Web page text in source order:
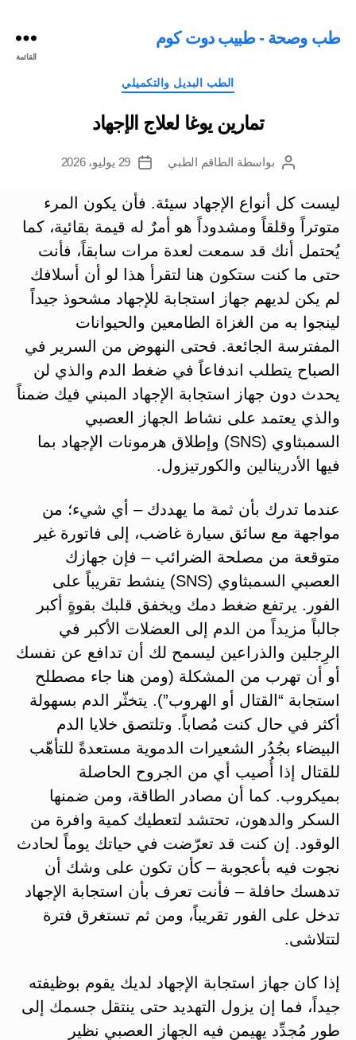
طب وصحة - طبيب دوت كوم
القائمة
التصنيفات
الطب البديل والتكميلي
تمارين يوغا لعلاج الإجهاد
كاتببواسطة الطاقم الطبي
تاريخ
29 يوليو، 2026
ليست كل أنواع الإجهاد سيئة. فأن يكون المرء
متوتراً وقلقاً ومشدوداً هو أمرٌ له قيمة بقائية، كما
يُحتمل أنك قد سمعت لعدة مرات سابقاً، فأنت
حتى ما كنت ستكون هنا لتقرأ هذا لو أن أسلافك
لم يكن لديهم جهاز استجابة للإجهاد مشحوذ جيداً
لينجوا به من الغزاة الطامعين والحيوانات
المفترسة الجائعة. فحتى النهوض من السرير في
الصباح يتطلب اندفاعاً في ضغط الدم والذي لن
يحدث دون جهاز استجابة الإجهاد المبني فيك ضمناً
والذي يعتمد على نشاط الجهاز العصبي
السمبثاوي (SNS) وإطلاق هرمونات الإجهاد بما
فيها الأدرينالين والكورتيزول.
عندما تدرك بأن ثمة ما يهددك – أي شيء؛ من
مواجهة مع سائق سيارة غاضب، إلى فاتورة غير
متوقعة من مصلحة الضرائب – فإن جهازك
العصبي السمبثاوي (SNS) ينشط تقريباً على
الفور. يرتفع ضغط دمك ويخفق قلبك بقوةٍ أكبر
جالباً مزيداً من الدم إلى العضلات الأكبر في
الرِجلين والذراعين ليسمح لك أن تدافع عن نفسك
أو أن تهرب من المشكلة (ومن هنا جاء مصطلح
استجابة “القتال أو الهروب”). يتخثّر الدم بسهولة
أكثر في حال كنت مُصاباً. وتلتصق خلايا الدم
البيضاء بجُدُر الشعيرات الدموية مستعدةً للتأهّب
للقتال إذا أُصيب أي من الجروح الحاصلة
بميكروب. كما أن مصادر الطاقة، ومن ضمنها
السكر والدهون، تحتشد لتعطيك كمية وافرة من
الوقود. إن كنت قد تعرّضت في حياتك يوماً لحادث
نجوت فيه بأعجوبة – كأن تكون على وشك أن
تدهسك حافلة – فأنت تعرف بأن استجابة الإجهاد
تدخل على الفور تقريباً، ومن ثم تستغرق فترة
لتتلاشى.
إذا كان جهاز استجابة الإجهاد لديك يقوم بوظيفته
جيداً، فما إن يزول التهديد حتى ينتقل جسمك إلى
طورٍ مُجدِّد يهيمن فيه الجهاز العصبي نظير